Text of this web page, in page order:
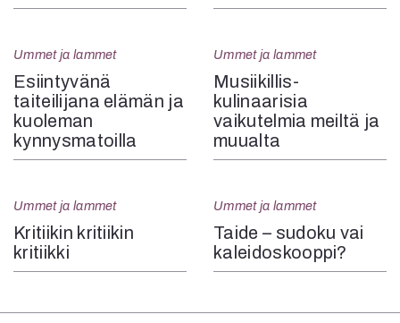
Ummet ja lammet
Esiintyvänä
taiteilijana elämän ja
kuoleman
kynnysmatoilla
Ummet ja lammet
Musiikillis-
kulinaarisia
vaikutelmia meiltä ja
muualta
Ummet ja lammet
Kritiikin kritiikin
kritiikki
Ummet ja lammet
Taide – sudoku vai
kaleidoskooppi?